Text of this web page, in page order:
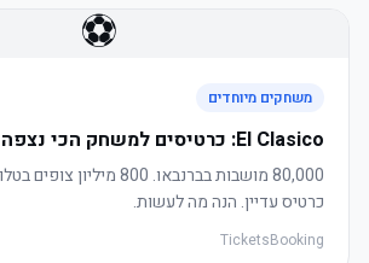
⚽
משחקים מיוחדים
El Clasico: כרטיסים למשחק הכי נצפה בעולם
80,000 מושבות בברנבאו. 800
כרטיס עדיין. הנה מה לעשות.
TicketsBooking